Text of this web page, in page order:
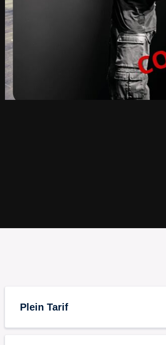
Plein Tarif